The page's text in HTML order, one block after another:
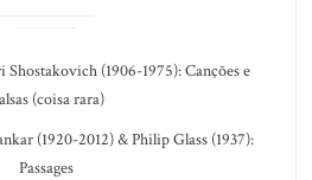
(1906-1975): Canções e
(coisa rara)
(1920-2012) & Philip Glass (1937):
Passages